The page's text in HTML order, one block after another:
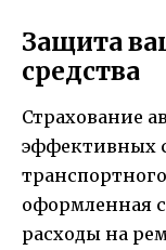
Защита
средства
Страхование
эффективных
оформленная
расходы на